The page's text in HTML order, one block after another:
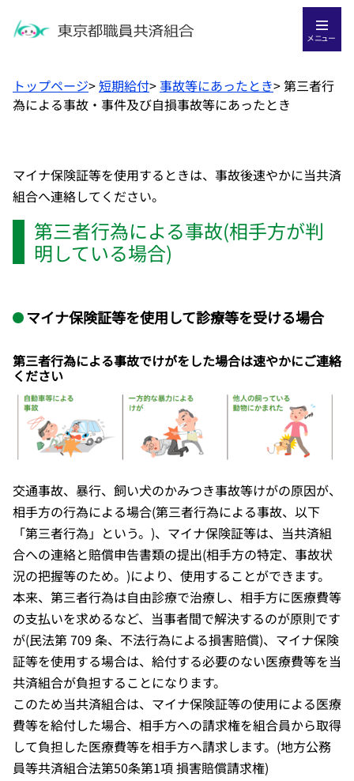
メニュー
トップページ>短期給付>事故等にあったとき>第三者行
為による事故・事件及び自損事故等にあったとき
マイナ保険証等を使用するときは、事故後速やかに当共済
組合へ連絡してください。
第三者行為による事故(相手方が判
明している場合)
マイナ保険証等を使用して診療等を受ける場合
第三者行為による事故でけがをした場合は速やかにご連絡
ください
交通事故、暴行、飼い犬のかみつき事故等けがの原因が、
相手方の行為による場合(第三者行為による事故、以下
「第三者行為」という。)、マイナ保険証等は、当共済組
合への連絡と賠償申告書類の提出(相手方の特定、事故状
況の把握等のため。)により、使用することができます。
本来、第三者行為は自由診療で治療し、相手方に医療費等
の支払いを求めるなど、当事者間で解決するのが原則です
が(民法第 709 条、不法行為による損害賠償)、マイナ保険
証等を使用する場合は、給付する必要のない医療費等を当
共済組合が負担することになります。
このため当共済組合は、マイナ保険証等の使用による医療
費等を給付した場合、相手方への請求権を組合員から取得
して負担した医療費等を相手方へ請求します。(地方公務
員等共済組合法第50条第1項 損害賠償請求権)